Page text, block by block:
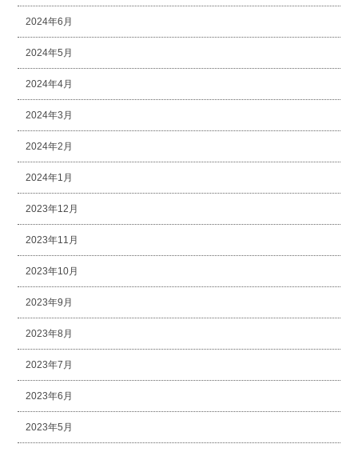
2024年6月
2024年5月
2024年4月
2024年3月
2024年2月
2024年1月
2023年12月
2023年11月
2023年10月
2023年9月
2023年8月
2023年7月
2023年6月
2023年5月